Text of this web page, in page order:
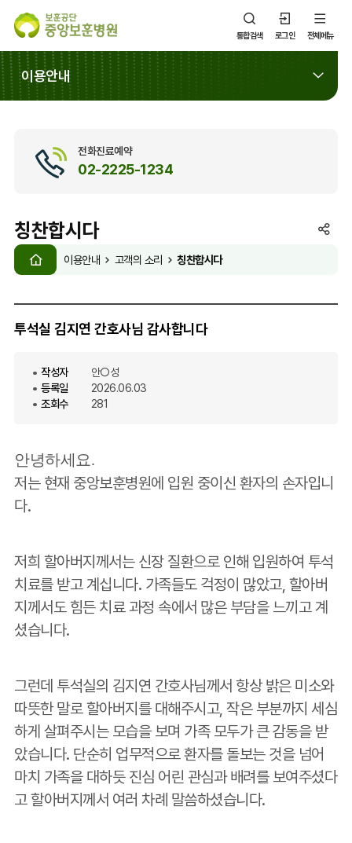
통합검색 로그인 전체메뉴
이용안내
전화진료예약
02-2225-1234
칭찬합시다
이용안내 고객의 소리 칭찬합시다
SNS
열
투석실 김지연 간호사님 감사합니다
작성자
안○성
등록일
2026.06.03
조회수
281
안녕하세요.
저는 현재 중앙보훈병원에 입원 중이신 환자의 손자입니
다.
저희 할아버지께서는 신장 질환으로 인해 입원하여 투석
치료를 받고 계십니다. 가족들도 걱정이 많았고, 할아버
지께서도 힘든 치료 과정 속에서 많은 부담을 느끼고 계
셨습니다.
그런데 투석실의 김지연 간호사님께서 항상 밝은 미소와
따뜻한 말로 할아버지를 대해주시고, 작은 부분까지 세심
하게 살펴주시는 모습을 보며 가족 모두가 큰 감동을 받
았습니다. 단순히 업무적으로 환자를 돌보는 것을 넘어
마치 가족을 대하듯 진심 어린 관심과 배려를 보여주셨다
고 할아버지께서 여러 차례 말씀하셨습니다.